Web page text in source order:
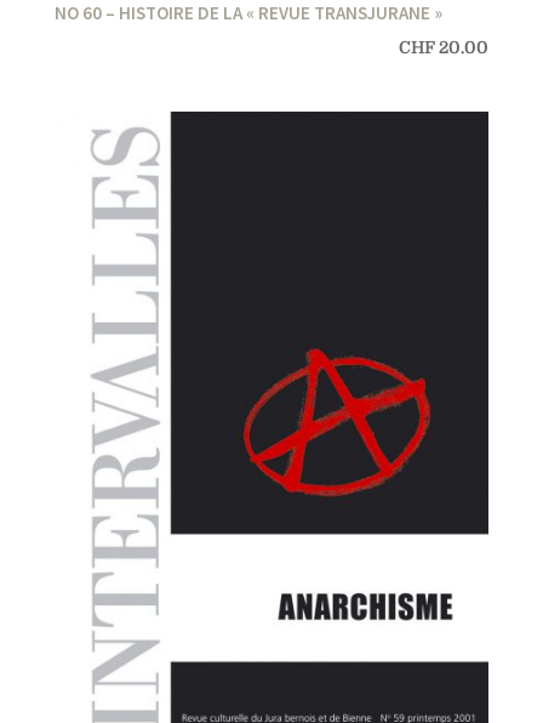
NO 60 – HISTOIRE DE LA « REVUE TRANSJURANE »
CHF20.00